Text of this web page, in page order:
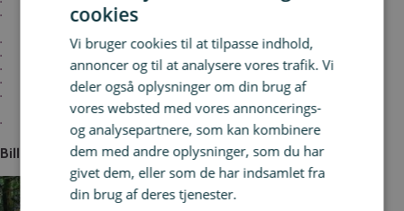
En overnatning i Tree Tents med plads til 2 personer
All-inclusive 100% økologisk anti-inflamatorisk cuisine under hele dit ophold, som
Mulighed for at deltage i morgentræning
Adgang til wellness faciliteter som sauna, dampbad og varmtvandsbassin
Adgang til privat strand med badebro og bål
Ved ankomst sørges der for en velkomstpakke til jer med bl.a. pandelamper,
håndklæder, fleecetæpper mm, som I kan benytte under opholdet
Der er mulighed for tilkøb af behandlinger mod forudbestilling ved ankomst
Billeder fra Thorséng Nature Resort
cookies
Vi bruger cookies til at tilpasse indhold,
annoncer og til at analysere vores trafik. Vi
deler også oplysninger om din brug af
vores websted med vores annoncerings-
og analysepartnere, som kan kombinere
dem med andre oplysninger, som du har
givet dem, eller som de har indsamlet fra
din brug af deres tjenester.